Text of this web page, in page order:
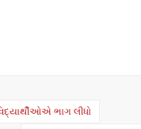
ભાગ લીધો